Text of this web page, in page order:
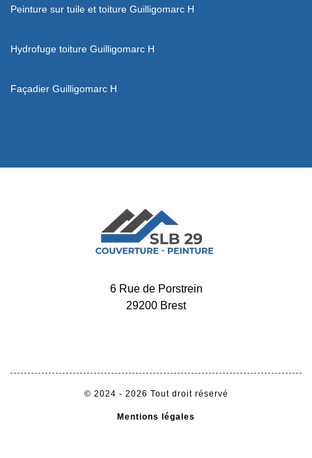
Peinture sur tuile et toiture Guilligomarc H
Hydrofuge toiture Guilligomarc H
Façadier Guilligomarc H
6 Rue de Porstrein
29200 Brest
© 2024 - 2026 Tout droit réservé
Mentions légales